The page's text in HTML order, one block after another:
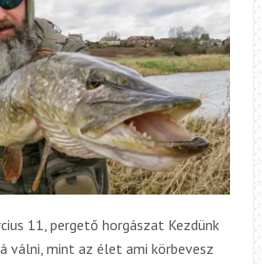
11, pergető horgászat Kezdünk
válni, mint az élet ami körbevesz